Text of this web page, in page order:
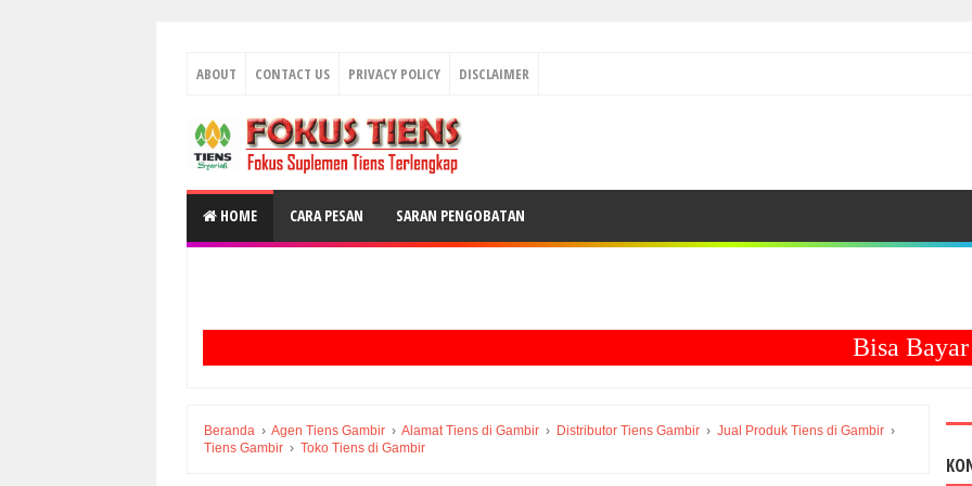
ABOUT CONTACT US PRIVACY POLICY DISCLAIMER
HOME CARA PESAN SARAN PENGOBATAN
Bisa Bayar COD
Beranda › Agen Tiens Gambir › Alamat Tiens di Gambir › Distributor Tiens Gambir › Jual Produk Tiens di Gambir ›
Tiens Gambir › Toko Tiens di Gambir